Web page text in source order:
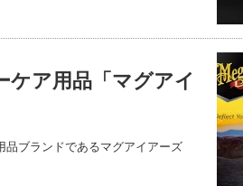
ケア用品「マグアイ
品ブランドであるマグアイアーズ